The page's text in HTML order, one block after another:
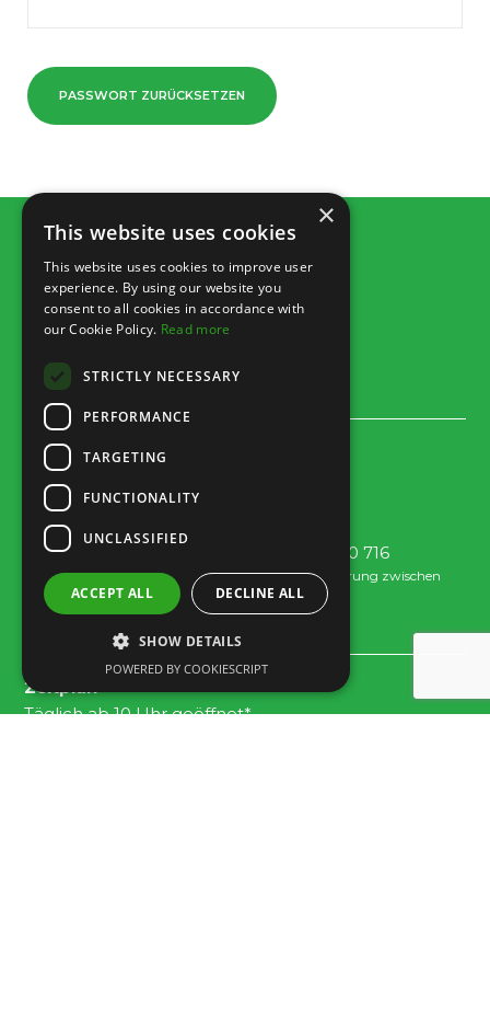
PASSWORT ZURÜCKSETZEN
Rua dos Marmeleiros,
Portugal
Tel: +351 289 300 800 · Fax: +351 289 380 716
(Anruf ins nationale Festnetz, Tarif je nach Vereinbarung zwischen
Kunde und Betreiber.)
info@familygolfpark.pt
Zeitplan
Täglich ab 10 Uhr geöffnet*
×
This website uses cookies
This website uses cookies to improve user
experience. By using our website you
consent to all cookies in accordance with
our Cookie Policy. Read more
STRICTLY NECESSARY
PERFORMANCE
TARGETING
FUNCTIONALITY
UNCLASSIFIED
ACCEPT ALL DECLINE ALL
SHOW DETAILS
POWERED BY COOKIESCRIPT